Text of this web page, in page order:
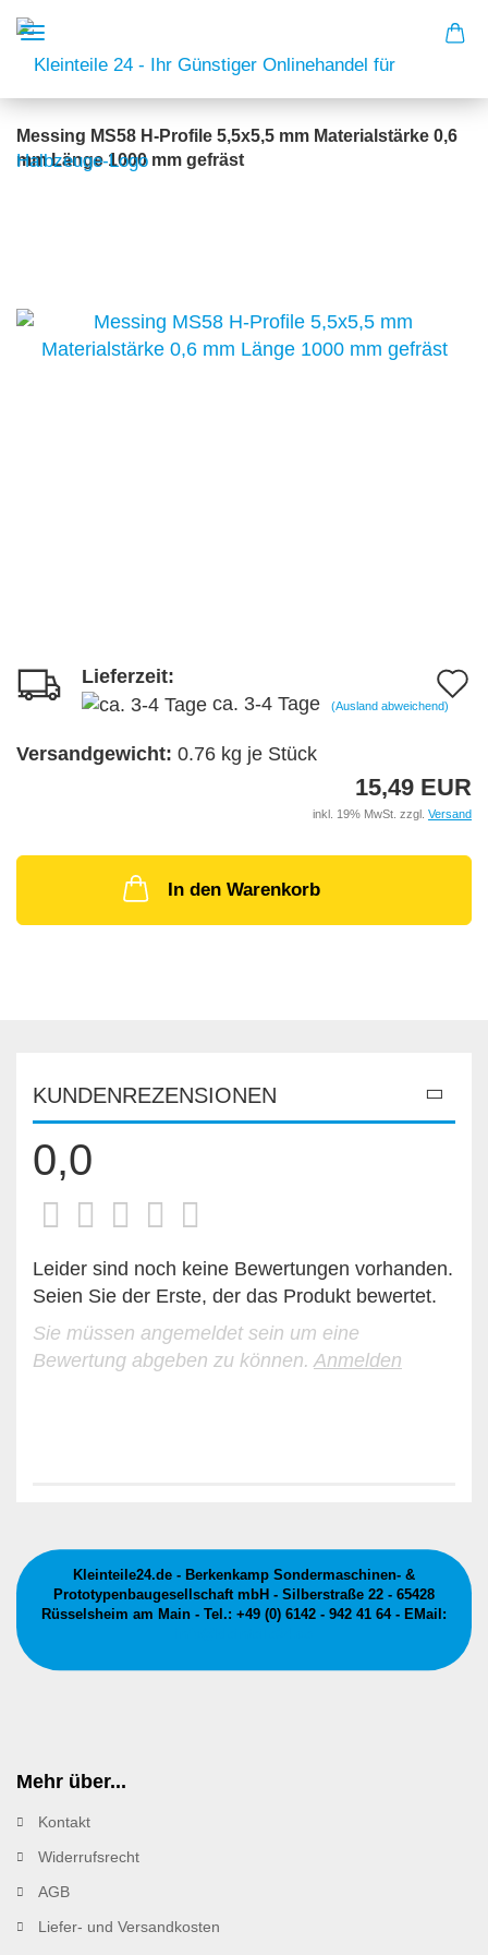
Messing MS58 H-Profile 5,5x5,5 mm Materialstärke 0,6
mm Länge 1000 mm gefräst
Lieferzeit:
ca. 3-4 Tage
(Ausland abweichend)
Versandgewicht: 0.76 kg je Stück
15,49 EUR
inkl. 19% MwSt. zzgl. Versand
In den Warenkorb
KUNDENREZENSIONEN
0,0
Leider sind noch keine Bewertungen vorhanden.
Seien Sie der Erste, der das Produkt bewertet.
Sie müssen angemeldet sein um eine
Bewertung abgeben zu können. Anmelden
Kleinteile24.de - Berkenkamp Sondermaschinen- &
Prototypenbaugesellschaft mbH - Silberstraße 22 - 65428
Rüsselsheim am Main - Tel.: +49 (0) 6142 - 942 41 64 - EMail:
Mehr über...
Kontakt
Widerrufsrecht
AGB
Liefer- und Versandkosten